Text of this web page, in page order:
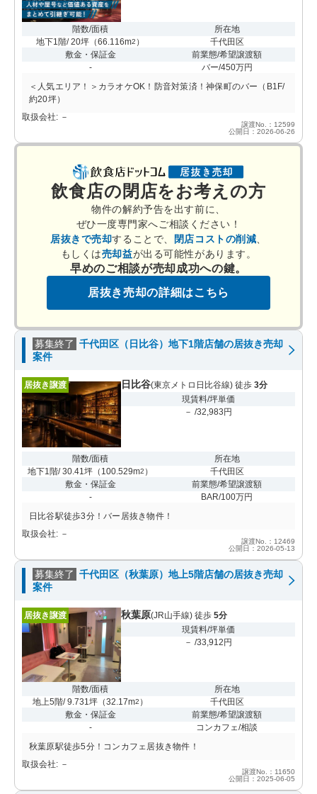
階数/面積
地下1階/ 20坪 （66.116m2 ）
所在地
千代田区
敷金・保証金
-
前業態/希望譲渡額
バー/450万円
＜人気エリア！＞カラオケOK！防音対策済！神保町のバー（B1F/
約20坪）
取扱会社: －
譲渡No.：12599
公開日：2026-06-26
飲食店の閉店をお考えの方
物件の解約予告を出す前に、
ぜひ一度専門家へご相談ください！
居抜きで売却することで、 閉店コストの削減
もしくは売却益が出る可能性があります。
早めのご相談が売却成功への鍵。
居抜き売却の詳細はこちら
募集終了 千代田区（日比谷）地下1階店舗の居抜き売却
案件
居抜き譲渡 日比谷(東京メトロ日比谷線) 徒歩 3分
現賃料/坪単価
－ /32,983円
階数/面積
地下1階/ 30.41坪 （ 100.529m2 ）
所在地
千代田区
敷金・保証金
-
前業態/希望譲渡額
BAR/100万円
日比谷駅徒歩3分！バー居抜き物件！
取扱会社: －
譲渡No.：12469
公開日：2026-05-13
募集終了 千代田区（秋葉原）地上5階店舗の居抜き売却
案件
居抜き譲渡 秋葉原(JR山手線) 徒歩 5分
現賃料/坪単価
－ /33,912円
階数/面積
地上5階/ 9.731坪 （32.17m2 ）
所在地
千代田区
敷金・保証金
-
前業態/希望譲渡額
コンカフェ/相談
秋葉原駅徒歩5分！コンカフェ居抜き物件！
取扱会社: －
譲渡No.：11650
公開日：2025-06-05